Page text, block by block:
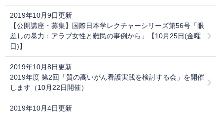
2019年10月9日更新
【公開講座・募集】国際日本学レクチャーシリーズ第56号「眼
差しの暴力：アラブ女性と難民の事例から」【10月25日(金曜
日)】
2019年10月8日更新
2019年度 第2回「質の高いがん看護実践を検討する会」を開催
します（10月22日開催）
2019年10月4日更新